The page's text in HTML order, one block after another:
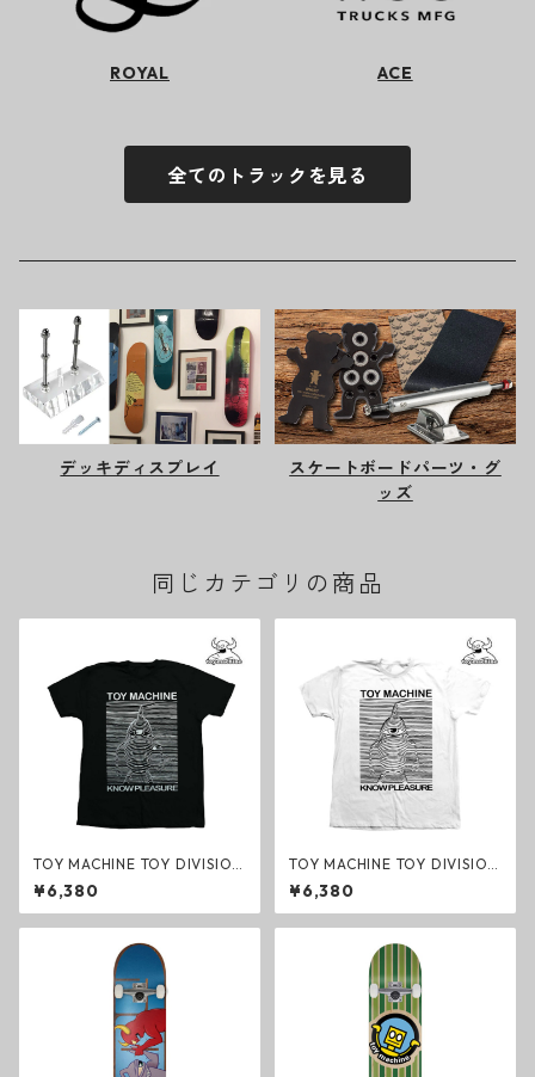
ROYAL ACE
全てのトラックを見る
デッキディスプレイ
スケートボードパーツ・グ
ッズ
同じカテゴリの商品
TOY MACHINE TOY DIVISION
TEE ブラック トイマシーン T
シャツ ファッション
¥6,380
TOY MACHINE TOY DIVISION
TEE ホワイト トイマシーン T
シャツ ファッション
¥6,380